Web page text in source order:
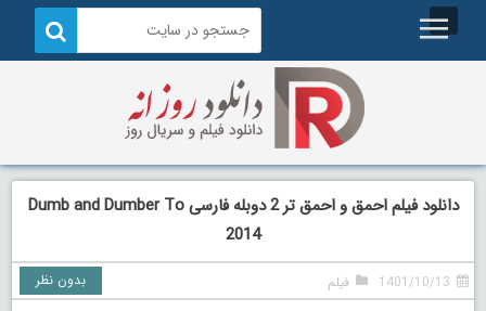
دانلود فیلم احمق و احمق تر 2 دوبله فارسی Dumb and Dumber To
2014
1401/10/13 فیلم بدون نظر